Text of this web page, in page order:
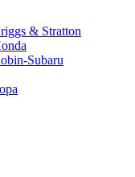
& Stratton
Subaru